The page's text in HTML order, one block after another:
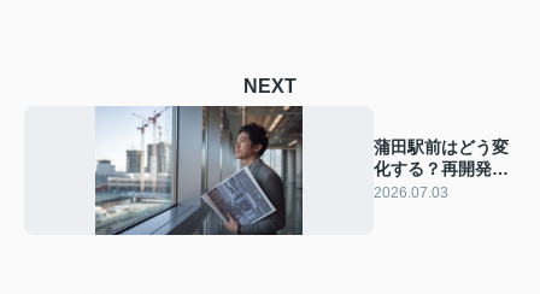
NEXT
蒲田駅前はどう変
化する？再開発で
暮らしと資産価値
2026.07.03